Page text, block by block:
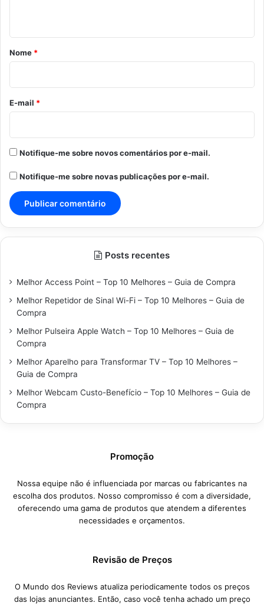
r
o
*
Nome *
E-mail *
Notifique-me sobre novos comentários por e-mail.
Notifique-me sobre novas publicações por e-mail.
Posts recentes
Melhor Access Point – Top 10 Melhores – Guia de Compra
Melhor Repetidor de Sinal Wi-Fi – Top 10 Melhores – Guia de
Compra
Melhor Pulseira Apple Watch – Top 10 Melhores – Guia de
Compra
Melhor Aparelho para Transformar TV – Top 10 Melhores –
Guia de Compra
Melhor Webcam Custo-Benefício – Top 10 Melhores – Guia de
Compra
Promoção
Nossa equipe não é influenciada por marcas ou fabricantes na
escolha dos produtos. Nosso compromisso é com a diversidade,
oferecendo uma gama de produtos que atendem a diferentes
necessidades e orçamentos.
Revisão de Preços
O Mundo dos Reviews atualiza periodicamente todos os preços
das lojas anunciantes. Então, caso você tenha achado um preço